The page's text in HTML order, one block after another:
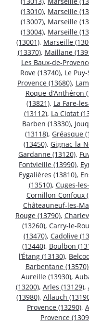
(13010), Marseille
(13007), Marseille
(13004), Marseille
(13001), Marseille
(13370), Maillane
Les Baux-de-
Rove (13740), Le
Provence (13680),
Roque-d’Anthéron
(13821), La Fare-
(13112), La Ciotat
Barben (13330),
(13118), Gréasque
(13450), Gignac-la-
Gardanne (13120),
Fontvieille (13990),
Eygalières (13810),
(13510), Cuges-
Cornillon-Confoux
Châteauneuf-les-
Rouge (13790),
(13260), Carry-le-
(13470), Cadolive
(13440), Boulbon
l’Étang (13130),
Barbentane (13570)
Aureille (13930),
(13200), Arles (13129),
(13980), Allauch
Provence (13290),
Provence